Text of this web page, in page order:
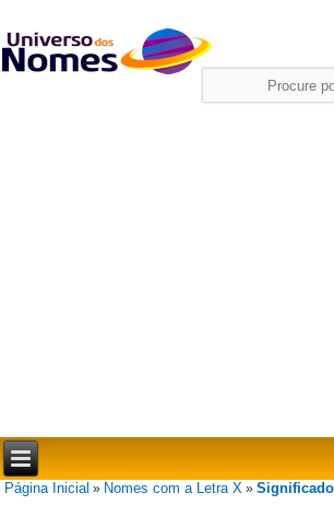
Página Inicial » Nomes com a Letra X »